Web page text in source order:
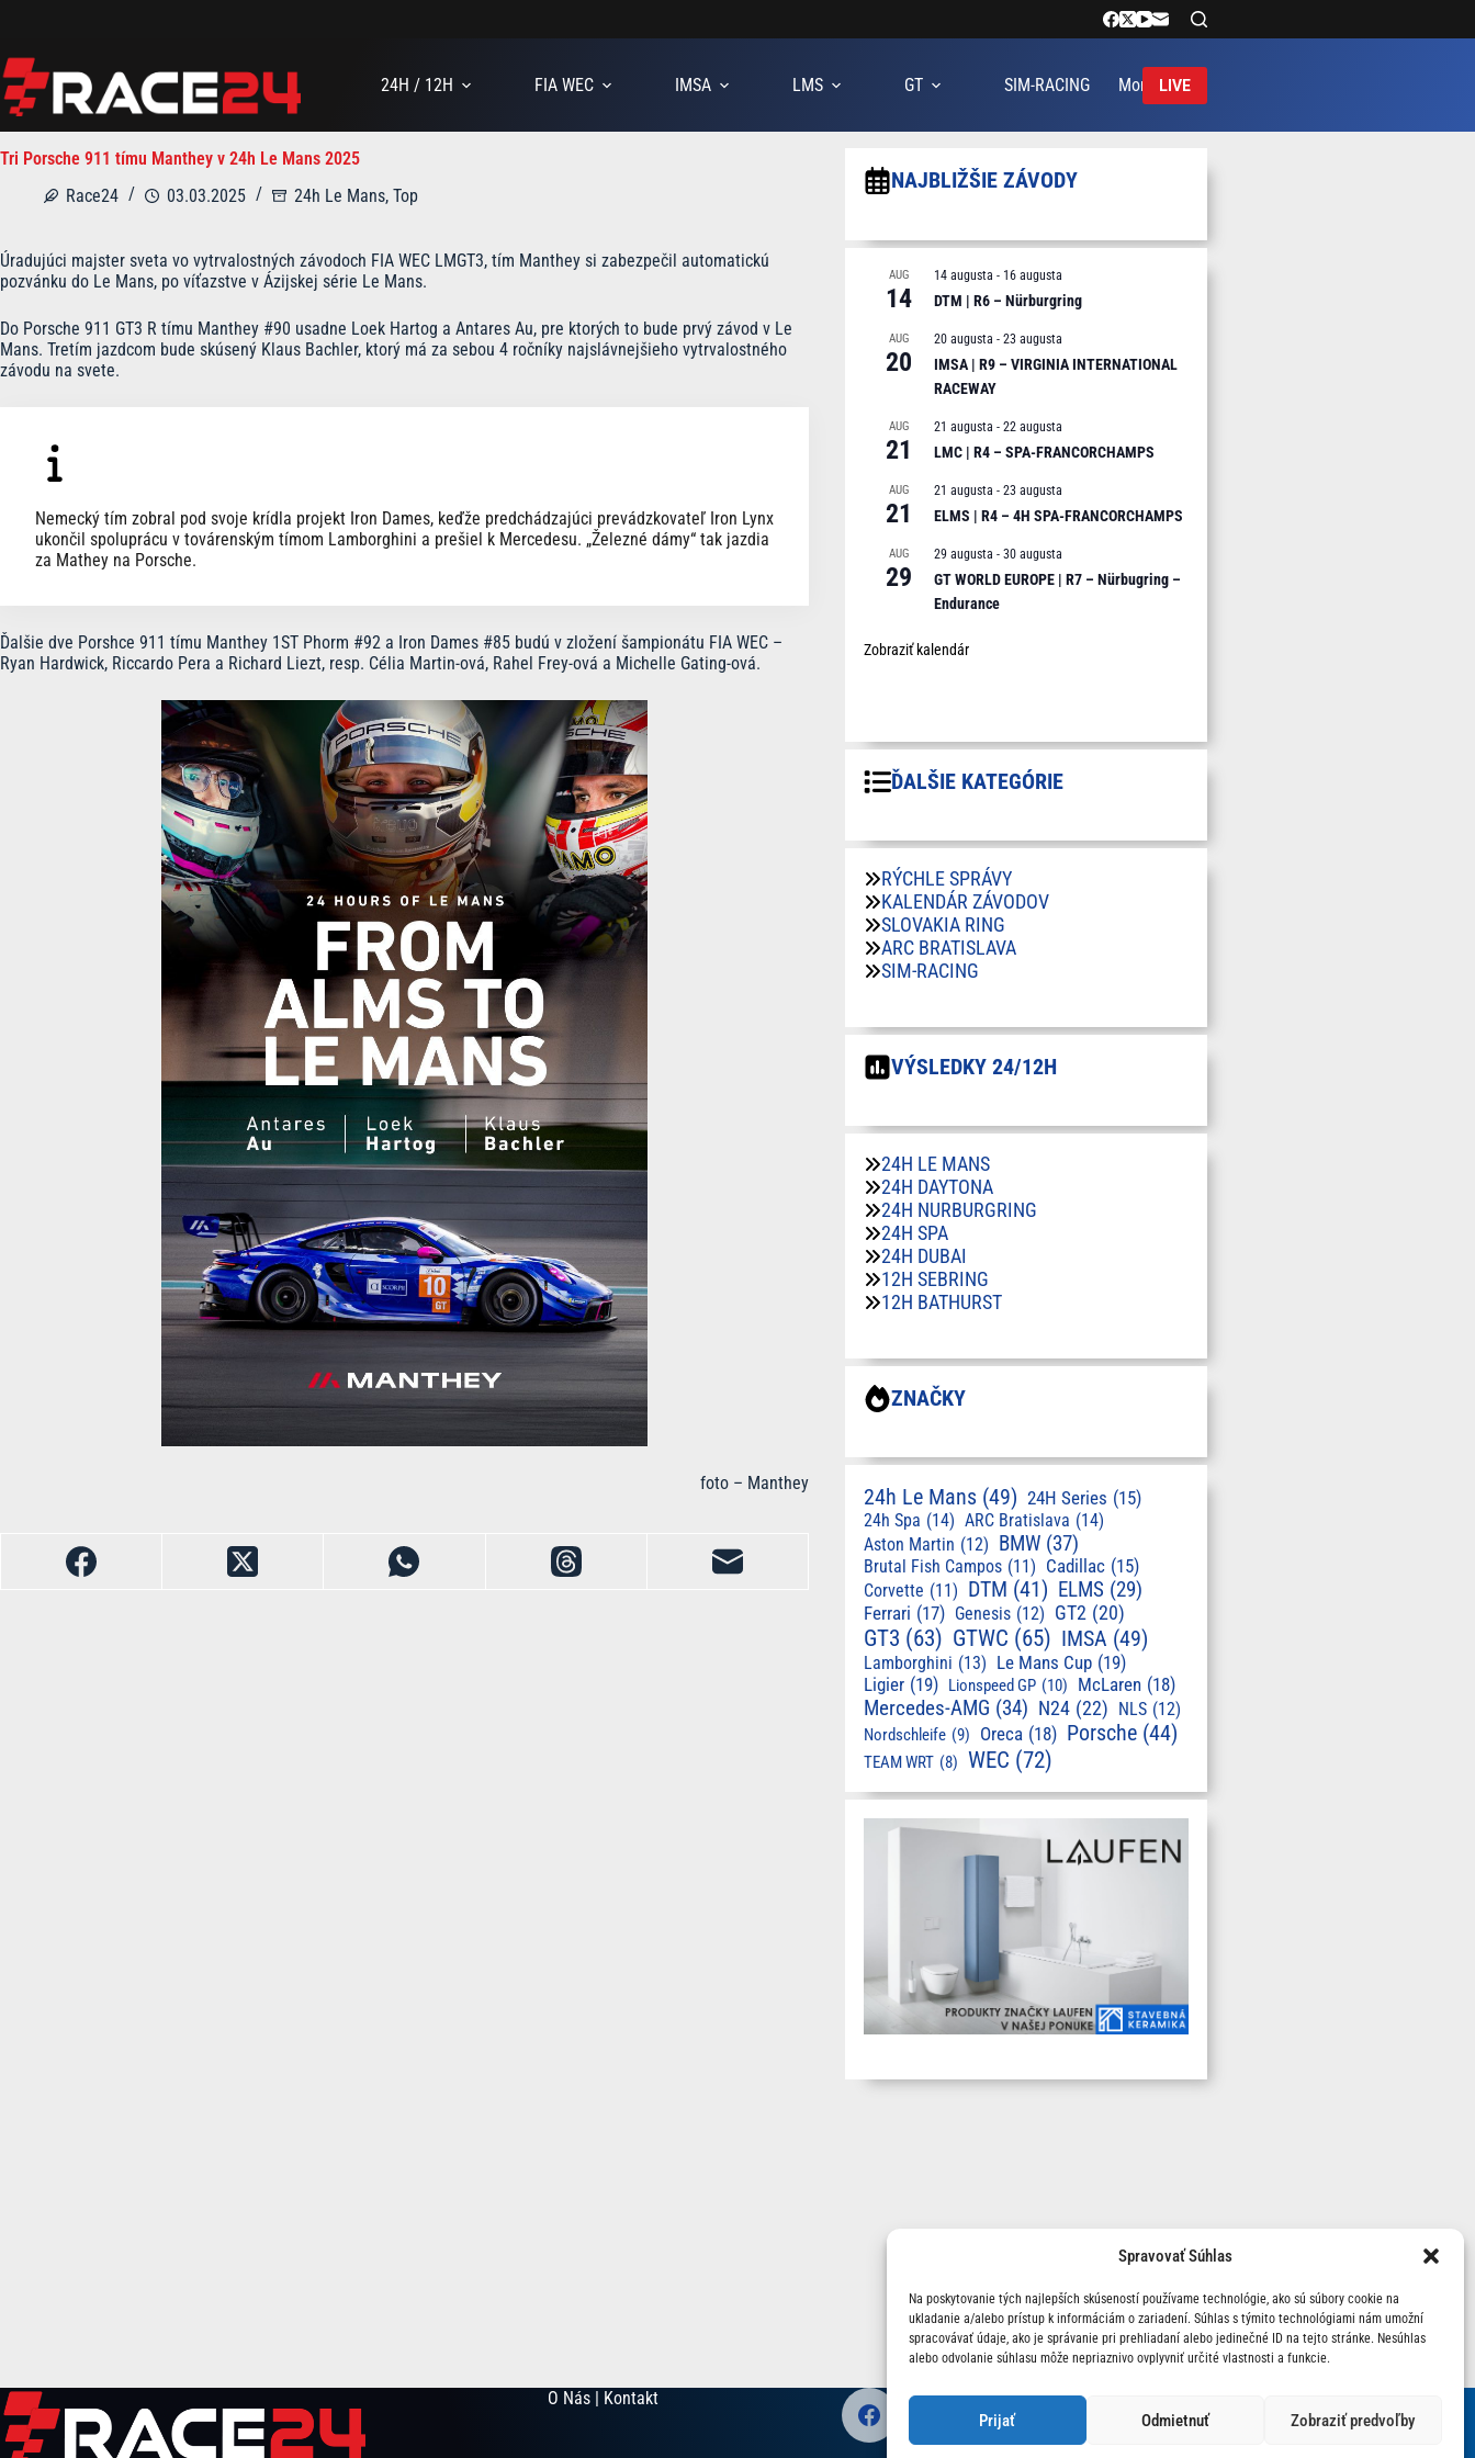
Spravovať Súhlas
Na poskytovanie tých najlepších skúseností používame technológie, ako sú súbory cookie na
ukladanie a/alebo prístup k informáciám o zariadení. Súhlas s týmito technológiami nám umožní
spracovávať údaje, ako je správanie pri prehliadaní alebo jedinečné ID na tejto stránke. Nesúhlas
alebo odvolanie súhlasu môže nepriaznivo ovplyvniť určité vlastnosti a funkcie.
Prijať Odmietnuť Zobraziť predvoľby
24H / 12H
FIA WEC IMSA LMS GT SIM-RACING More LIVE
Tri Porsche 911 tímu Manthey v 24h Le Mans 2025
Race24
03.03.2025 24h Le Mans, Top
Úradujúci majster sveta vo vytrvalostných závodoch FIA WEC LMGT3, tím Manthey si zabezpečil automatickú
pozvánku do Le Mans, po víťazstve v Ázijskej série Le Mans.
Do Porsche 911 GT3 R tímu Manthey #90 usadne Loek Hartog a Antares Au, pre ktorých to bude prvý závod v Le
Mans. Tretím jazdcom bude skúsený Klaus Bachler, ktorý má za sebou 4 ročníky najslávnejšieho vytrvalostného
závodu na svete.
Nemecký tím zobral pod svoje krídla projekt Iron Dames, keďže predchádzajúci prevádzkovateľ Iron Lynx
ukončil spoluprácu v továrenským tímom Lamborghini a prešiel k Mercedesu. „Železné dámy“ tak jazdia
za Mathey na Porsche.
Ďalšie dve Porshce 911 tímu Manthey 1ST Phorm #92 a Iron Dames #85 budú v zložení šampionátu FIA WEC –
Ryan Hardwick, Riccardo Pera a Richard Liezt, resp. Célia Martin-ová, Rahel Frey-ová a Michelle Gating-ová.
foto – Manthey
NAJBLIŽŠIE ZÁVODY
AUG
14
14 augusta - 16 augusta
DTM | R6 – Nürburgring
AUG
20
20 augusta - 23 augusta
IMSA | R9 – VIRGINIA INTERNATIONAL
RACEWAY
AUG
21
21 augusta - 22 augusta
LMC | R4 – SPA-FRANCORCHAMPS
AUG
21
21 augusta - 23 augusta
ELMS | R4 – 4H SPA-FRANCORCHAMPS
AUG
29
29 augusta - 30 augusta
GT WORLD EUROPE | R7 – Nürbugring –
Endurance
Zobraziť kalendár
ĎALŠIE KATEGÓRIE
RÝCHLE SPRÁVY
KALENDÁR ZÁVODOV
SLOVAKIA RING
ARC BRATISLAVA
SIM-RACING
VÝSLEDKY 24/12H
24H LE MANS
24H DAYTONA
24H NURBURGRING
24H SPA
24H DUBAI
12H SEBRING
12H BATHURST
ZNAČKY
24h Le Mans (49) 24H Series (15)
24h Spa (14) ARC Bratislava (14)
Aston Martin (12) BMW (37)
Brutal Fish Campos (11) Cadillac (15)
Corvette (11) DTM (41) ELMS (29)
Ferrari (17) Genesis (12) GT2 (20)
GT3 (63) GTWC (65) IMSA (49)
Lamborghini (13) Le Mans Cup (19)
Ligier (19) Lionspeed GP (10) McLaren (18)
Mercedes-AMG (34) N24 (22) NLS (12)
Nordschleife (9) Oreca (18) Porsche (44)
TEAM WRT (8) WEC (72)
O Nás | Kontakt